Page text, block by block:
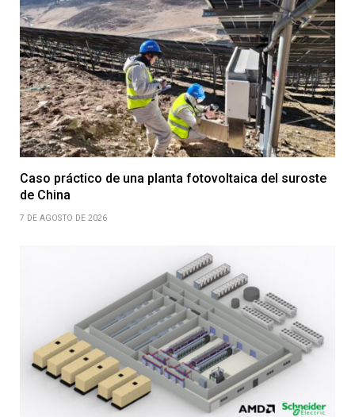
Caso práctico de una planta fotovoltaica del suroste
de China
7 DE AGOSTO DE 2026